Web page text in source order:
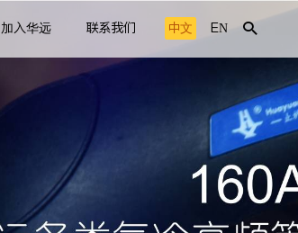
加入华远 联系我们 中文 EN 